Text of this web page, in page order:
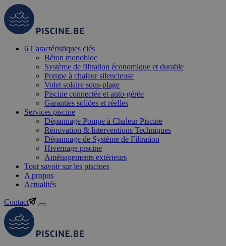
6 Caractéristiques clés
Béton monobloc
Système de filtration économique et durable
Pompe à chaleur silencieuse
Volet solaire sous-plage
Piscine connectée et auto-gérée
Garanties solides et réelles
Services piscine
Dépannage Pompe à Chaleur Piscine
Rénovation & Interventions Techniques
Dépannage de Système de Filtration
Hivernage piscine
Aménagements extérieurs
Tout savoir sur les piscines
A propos
Actualités
Contact